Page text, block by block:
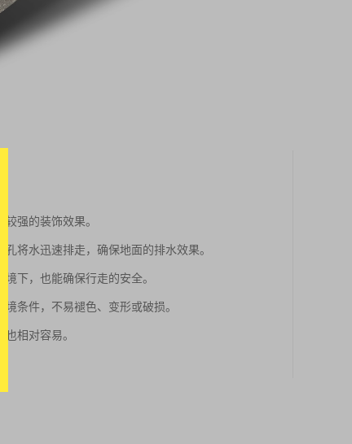
强的装饰效果。
将水迅速排走，确保地面的排水效果。
下，也能确保行走的安全。
条件，不易褪色、变形或破损。
相对容易。